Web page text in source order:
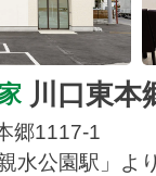
家 川口東本
郷1117-1
水公園駅」よ